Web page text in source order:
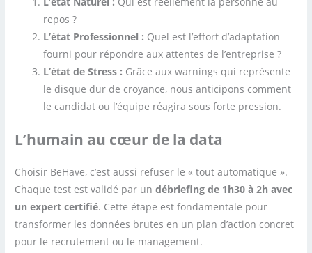
repos ?
L’état Professionnel : Quel est l’effort d’adaptation
fourni pour répondre aux attentes de l’entreprise ?
L’état de Stress : Grâce aux warnings qui représente
le disque dur de croyance, nous anticipons comment
le candidat ou l’équipe réagira sous forte pression.
L’humain au cœur de la data
Choisir BeHave, c’est aussi refuser le « tout automatique ».
Chaque test est validé par undébriefing de 1h30 à 2h avec
un expert certifié. Cette étape est fondamentale pour
transformer les données brutes en un plan d’action concret
pour le recrutement ou le management.